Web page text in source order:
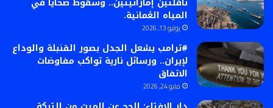
المياه العُمانية.
يوليو 13, 2026
#ترامب يشعل الجدل بصور القنبلة والوداع
لإيران.. ورسائل نارية تواكب مفاوضات
الاتفاق
مايو 24, 2026